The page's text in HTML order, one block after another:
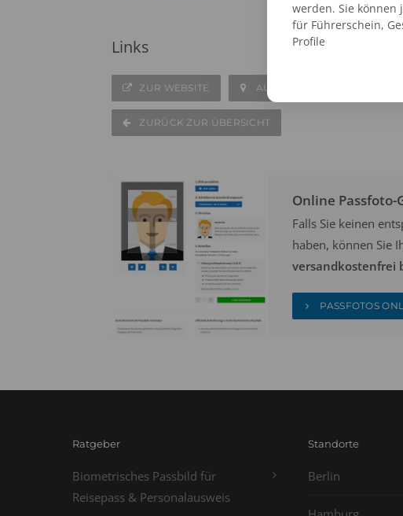
Links
ZUR WEBSITE AUF DER KARTE ANZEIGEN
ZURÜCK ZUR ÜBERSICHT
Online Passfoto-
Falls Sie keinen
haben, können Sie
versandkostenfrei
PASSFOTOS
Ratgeber
Biometrisches Passbild für
Reisepass & Personalausweis
Standorte
Berlin
werden. Sie können
für Führerschein,
Profile